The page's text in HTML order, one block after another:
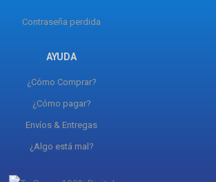
Contraseña perdida
AYUDA
¿Cómo Comprar?
¿Cómo pagar?
Envíos & Entregas
¿Algo está mal?